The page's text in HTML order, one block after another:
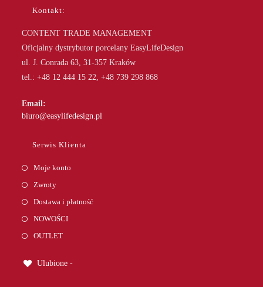
Kontakt:
CONTENT TRADE MANAGEMENT
Oficjalny dystrybutor porcelany EasyLifeDesign
ul. J. Conrada 63, 31-357 Kraków
tel.: +48 12 444 15 22, +48 739 298 868
Email:
biuro@easylifedesign.pl
Serwis Klienta
Moje konto
Zwroty
Dostawa i płatność
NOWOŚCI
OUTLET
Ulubione -